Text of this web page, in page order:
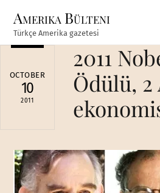
content
Amerika Bülteni
Türkçe Amerika gazetesi
OCTOBER
10
2011
2011
Ödülü, 2